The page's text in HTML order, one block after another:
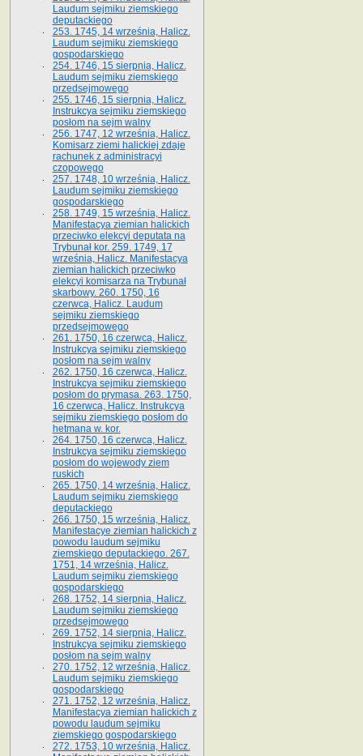
Laudum sejmiku ziemskiego
deputackiego
253. 1745, 14 września, Halicz.
Laudum sejmiku ziemskiego
gospodarskiego
254. 1746, 15 sierpnia, Halicz.
Laudum sejmiku ziemskiego
przedsejmowego
255. 1746, 15 sierpnia, Halicz.
Instrukcya sejmiku ziemskiego
posłom na sejm walny
256. 1747, 12 września, Halicz.
Komisarz ziemi halickiej zdaje
rachunek z administracyi
czopowego
257. 1748, 10 września, Halicz.
Laudum sejmiku ziemskiego
gospodarskiego
258. 1749, 15 września, Halicz.
Manifestacya ziemian halickich
przeciwko elekcyi deputata na
Trybunał kor. 259. 1749, 17
września, Halicz. Manifestacya
ziemian halickich przeciwko
elekcyi komisarza na Trybunał
skarbowy. 260. 1750, 16
czerwca, Halicz. Laudum
sejmiku ziemskiego
przedsejmowego
261. 1750, 16 czerwca, Halicz.
Instrukcya sejmiku ziemskiego
posłom na sejm walny
262. 1750, 16 czerwca, Halicz.
Instrukcya sejmiku ziemskiego
posłom do prymasa. 263. 1750,
16 czerwca, Halicz. Instrukcya
sejmiku ziemskiego posłom do
hetmana w. kor.
264. 1750, 16 czerwca, Halicz.
Instrukcya sejmiku ziemskiego
posłom do wojewody ziem
ruskich
265. 1750, 14 września, Halicz.
Laudum sejmiku ziemskiego
deputackiego
266. 1750, 15 września, Halicz.
Manifestacye ziemian halickich z
powodu laudum sejmiku
ziemskiego deputackiego. 267.
1751, 14 września, Halicz.
Laudum sejmiku ziemskiego
gospodarskiego
268. 1752, 14 sierpnia, Halicz.
Laudum sejmiku ziemskiego
przedsejmowego
269. 1752, 14 sierpnia, Halicz.
Instrukcya sejmiku ziemskiego
posłom na sejm walny
270. 1752, 12 września, Halicz.
Laudum sejmiku ziemskiego
gospodarskiego
271. 1752, 12 września, Halicz.
Manifestacya ziemian halickich z
powodu laudum sejmiku
ziemskiego gospodarskiego
272. 1753, 10 września, Halicz.